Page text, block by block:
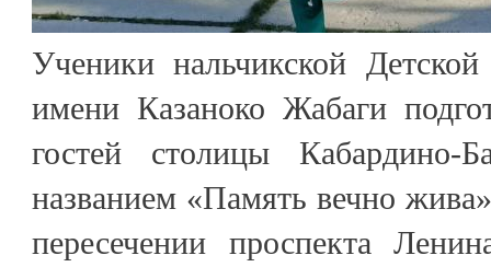
Ученики нальчикской
имени Казаноко Жабаги
гостей столицы Кабардино-
названием «Память вечно
пересечении проспекта